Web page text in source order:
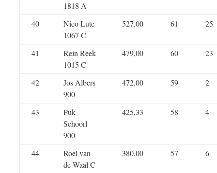
1818 A
40
Nico Lute
1067 C
527,00 61 25
41
Rein Reek
1015 C
479,00 60 23
42
Jos Albers
900
472,00 59 2
43
Puk
Schoorl
900
425,33 58 4
44
Roel van
de Waal C
380,00 57 6